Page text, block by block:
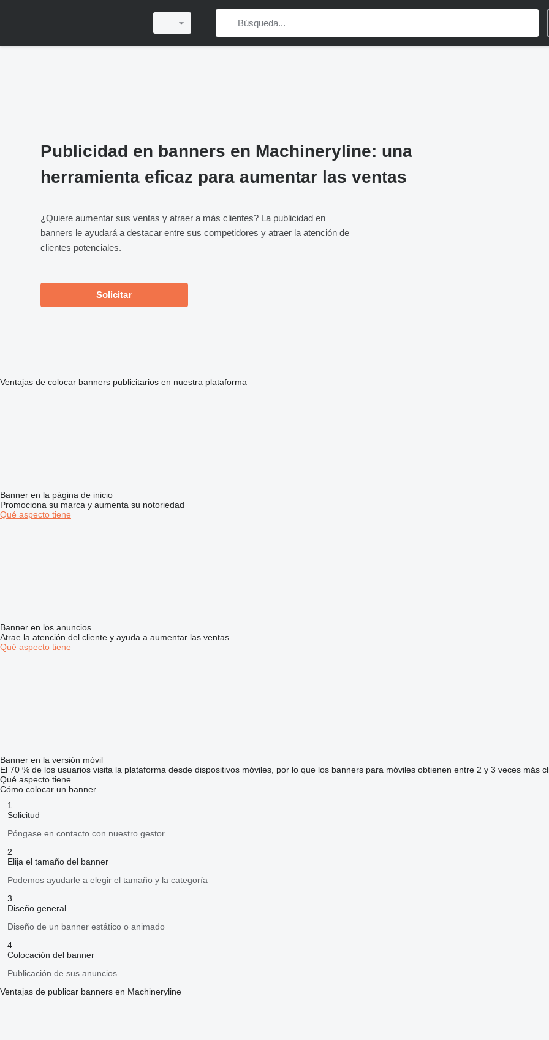
Publicidad en banners en Machineryline: una
herramienta eficaz para aumentar las ventas
¿Quiere aumentar sus ventas y atraer a más clientes? La publicidad en
banners le ayudará a destacar entre sus competidores y atraer la atención de
clientes potenciales.
Solicitar
Ventajas de colocar banners publicitarios en nuestra plataforma
Banner en la página de inicio
Promociona su marca y aumenta su notoriedad
Qué aspecto tiene
Banner en los anuncios
Atrae la atención del cliente y ayuda a aumentar las ventas
Qué aspecto tiene
Banner en la versión móvil
El 70 % de los usuarios visita la plataforma desde dispositivos móviles, por lo que los banners para móviles obtienen entre 2 y 3 veces más
Qué aspecto tiene
Cómo colocar un banner
1
Solicitud
Póngase en contacto con nuestro gestor
2
Elija el tamaño del banner
Podemos ayudarle a elegir el tamaño y la categoría
3
Diseño general
Diseño de un banner estático o animado
4
Colocación del banner
Publicación de sus anuncios
Ventajas de publicar banners en Machineryline